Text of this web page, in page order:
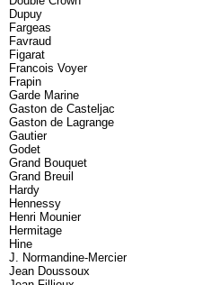
Dupuy
Fargeas
Favraud
Figarat
Francois Voyer
Frapin
Garde Marine
Gaston de Casteljac
Gaston de Lagrange
Gautier
Godet
Grand Bouquet
Grand Breuil
Hardy
Hennessy
Henri Mounier
Hermitage
Hine
J. Normandine-Mercier
Jean Doussoux